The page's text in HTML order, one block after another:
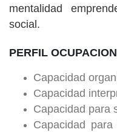
mentalidad
social.
PERFIL
Capacidad
Capacidad
Capacidad para
Capacidad